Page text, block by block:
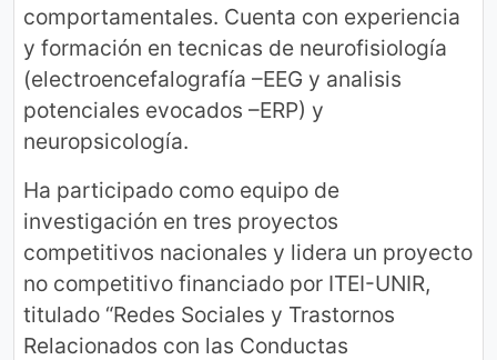
comportamentales. Cuenta con experiencia
y formación en tecnicas de neurofisiología
(electroencefalografía –EEG y analisis
potenciales evocados –ERP) y
neuropsicología.
Ha participado como equipo de
investigación en tres proyectos
competitivos nacionales y lidera un proyecto
no competitivo financiado por ITEI-UNIR,
titulado “Redes Sociales y Trastornos
Relacionados con las Conductas